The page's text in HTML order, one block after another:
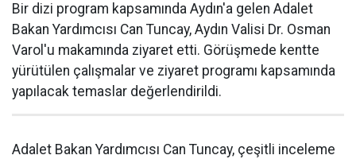
Bir dizi program kapsamında Aydın'a gelen Adalet
Bakan Yardımcısı Can Tuncay, Aydın Valisi Dr. Osman
Varol'u makamında ziyaret etti. Görüşmede kentte
yürütülen çalışmalar ve ziyaret programı kapsamında
yapılacak temaslar değerlendirildi.
Adalet Bakan Yardımcısı Can Tuncay, çeşitli inceleme